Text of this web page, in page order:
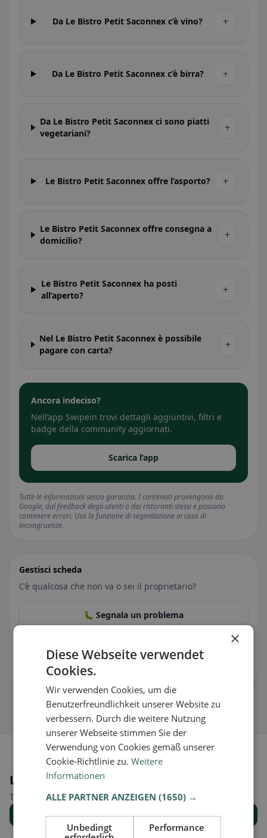
Da Le Bistro Petit Saconnex c’è vino? +
Da Le Bistro Petit Saconnex c’è birra? +
Da Le Bistro Petit Saconnex ci sono piatti
vegetariani?
+
Le Bistro Petit Saconnex offre l’asporto? +
Le Bistro Petit Saconnex offre consegna a
domicilio?
+
Le Bistro Petit Saconnex ha posti
all’aperto?
+
Nel Le Bistro Petit Saconnex è possibile
pagare con carta?
+
Ancora indeciso?
Nell’app Swipein trovi dettagli aggiuntivi, filtri e
badge della community aggiornati.
Scarica l’app
Tutte le informazioni senza garanzia. I contenuti provengono da
Google, dal feedback degli utenti o dai ristoranti stessi e possono
contenere errori. Usa la funzione di segnalazione in caso di
incongruenze.
Gestisci scheda
C’è qualcosa che non va o sei il proprietario?
🐛 Segnala un problema
Così puoi gestire orari, menu e informazioni.
Luoghi nelle vicinanze
Trova il luogo giusto per la tua ricerca di ristoranti.
Mostra tutti i luoghi
×
Diese Webseite verwendet
Cookies.
Wir verwenden Cookies, um die
Benutzerfreundlichkeit unserer Website zu
verbessern. Durch die weitere Nutzung
unserer Webseite stimmen Sie der
Verwendung von Cookies gemäß unserer
Cookie-Richtlinie zu.Weitere
Informationen
ALLE PARTNER ANZEIGEN(1650) →
Unbedingt
Performance